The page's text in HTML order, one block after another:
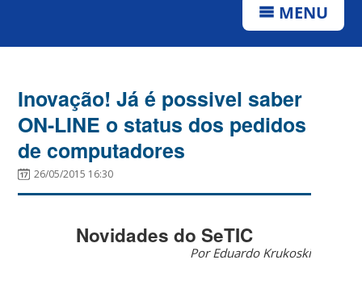
MENU
Inovação! Já é possivel saber
ON-LINE o status dos pedidos
de computadores
26/05/2015 16:30
Novidades do SeTIC
Por Eduardo Krukoski